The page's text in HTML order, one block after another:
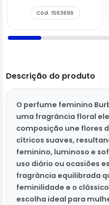
Cód. 1563696
Descrição do produto
O perfume feminino
uma fragrância floral
composição une flores
cítricos suaves,
feminino, luminoso e
uso diário ou ocasiões
fragrância equilibrada
feminilidade e o
escolha ideal para